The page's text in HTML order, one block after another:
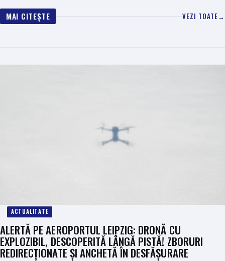
MAI CITEȘTE VEZI TOATE→
ACTUALITATE
ALERTĂ PE AEROPORTUL LEIPZIG: DRONĂ CU
EXPLOZIBIL, DESCOPERITĂ LÂNGĂ PISTĂ! ZBORURI
REDIRECȚIONATE ȘI ANCHETĂ ÎN DESFĂȘURARE